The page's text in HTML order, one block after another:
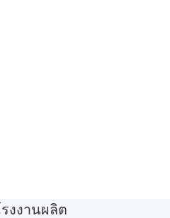
งงานผลิต